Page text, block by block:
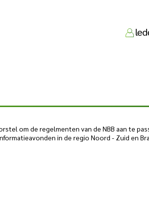
om de regelmenten van de NBB aan te
in de regio Noord - Zuid en